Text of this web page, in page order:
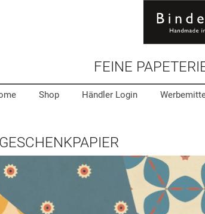
FEINE
Shop Händler Login
GESCHENKPAPIER